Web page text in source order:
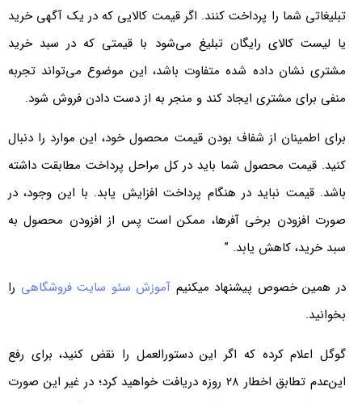
تبلیغاتی شما را پرداخت کنند. اگر قیمت کالایی که در یک آگهی خرید
یا لیست کالای رایگان تبلیغ می‌شود با قیمتی که در سبد خرید
مشتری نشان داده شده متفاوت باشد، این موضوع می‌تواند تجربه
منفی برای مشتری ایجاد کند و منجر به از دست دادن فروش شود.
برای اطمینان از شفاف بودن قیمت محصول خود، این موارد را دنبال
کنید. قیمت محصول شما باید در کل مراحل پرداخت مطابقت داشته
باشد. قیمت نباید در هنگام پرداخت افزایش یابد. با این وجود، در
صورت افزودن برخی آفرها، ممکن است پس از افزودن محصول به
سبد خرید، کاهش یابد. ”
در همین خصوص پیشنهاد میکنیم آموزش سئو سایت فروشگاهیرا
بخوانید.
گوگل اعلام کرده که اگر این دستورالعمل را نقض کنید، برای رفع
این‌عدم تطابق اخطار ۲۸ روزه دریافت خواهید کرد؛ در غیر این صورت